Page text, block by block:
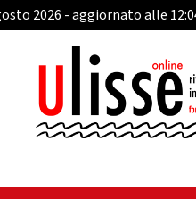
2026 - aggiornato alle